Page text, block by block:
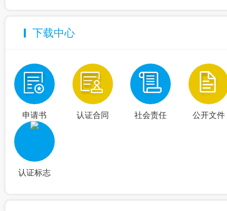
下载中心
申请书 认证合同 社会责任 公开文件
认证标志